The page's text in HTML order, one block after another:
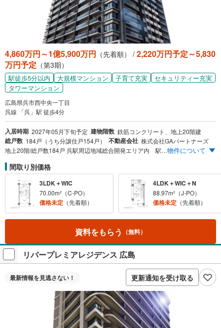
4,860万円～1億5,900万円 （先着順） / 2,220万円予定～5,830
万円予定 （第3期）
駅徒歩5分以内 大規模マンション 子育て充実
セキュリティー充実
タワーマンション
広島県呉市西中央一丁目
呉線 「呉」駅 徒歩4分
入居時期 2027年05月下旬予定 建物階数 鉄筋コンクリート、地上20階建
総戸数 184戸（うち分譲住戸154戸） 不動産会社 株式会社GAパートナーズ
地上20階/総戸数184戸 呉駅周辺地域総合開発エリア内 駅前最前列の優れた利便性『JR呉』駅徒歩4分（約250m）※施設完成後に建物内を通り駅へ直結（予定） オーシャンビュー住戸含む多彩なルームバリエーション パーティルームやオーナーズサロンなど充実の共用施設物件について
間取り別価格
3LDK＋WIC
70.00m²（C-PO）
価格未定 （先着順）
4LDK＋WIC＋N
88.97m²（J-PO）
価格未定 （先着順）
資料をもらう （無料）
リバープレミアレジデンス 広島
最新情報を見逃さない！ 更新通知を受け取る